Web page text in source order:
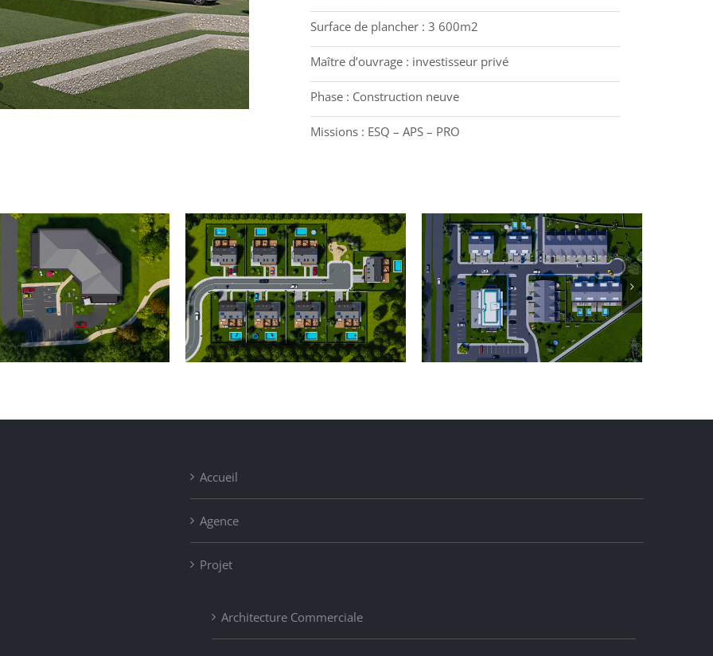
Surface de plancher : 3 600m2
Maître d’ouvrage : investisseur privé
Phase : Construction neuve
Missions : ESQ – APS – PRO
Accueil
Agence
Projet
Architecture Commerciale